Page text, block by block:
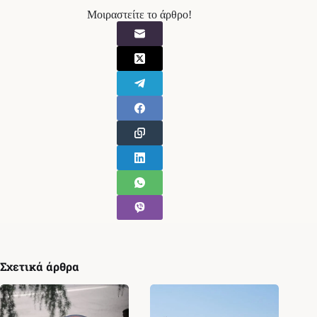
Μοιραστείτε το άρθρο!
Σχετικά άρθρα